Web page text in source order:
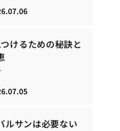
けるための秘訣と
ルサンは必要ない